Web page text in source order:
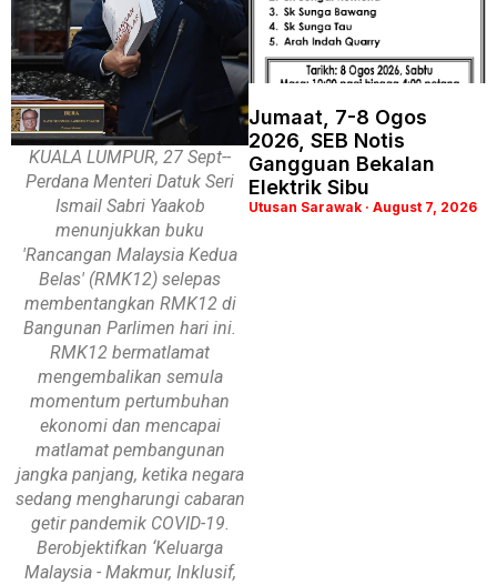
KUALA LUMPUR, 27 Sept--
Perdana Menteri Datuk Seri
Ismail Sabri Yaakob
menunjukkan buku
'Rancangan Malaysia Kedua
Belas' (RMK12) selepas
membentangkan RMK12 di
Bangunan Parlimen hari ini.
RMK12 bermatlamat
mengembalikan semula
momentum pertumbuhan
ekonomi dan mencapai
matlamat pembangunan
jangka panjang, ketika negara
sedang mengharungi cabaran
getir pandemik COVID-19.
Berobjektifkan ‘Keluarga
Malaysia - Makmur, Inklusif,
Jumaat, 7-8 Ogos
2026, SEB Notis
Gangguan Bekalan
Elektrik Sibu
Utusan Sarawak August 7, 2026